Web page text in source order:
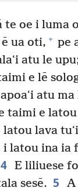
oe i luma
ua oti, + pe
atu le
e lē
atu ma
taimi e latou
latou lava
i latou ina
4 E liliuese
sesē. 5
A